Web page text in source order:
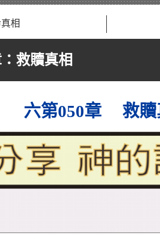
相
救贖真相
六第050章 救贖